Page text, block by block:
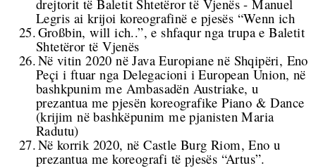
drejtorit tëBaletit Shtetëror të Vjenës - Manuel
Legris ai krijoi koreografinë e pjesës “Wenn ich
25.Großbin, will ich..”, e shfaqur nga trupa e Baletit
Shtetëror të Vjenës
26.Në vitin 2020 në Java Europiane në Shqipëri, Eno
Peçi i ftuar nga Delegacioni i European Union, në
bashkpunim me Ambasadën Austriake, u
prezantua me pjesën koreografike Piano & Dance
(krijim në bashkëpunim me pjanisten Maria
Radutu)
27.Në korrik 2020, në Castle Burg Riom, Eno u
prezantua me koreografi të pjesës “Artus”.